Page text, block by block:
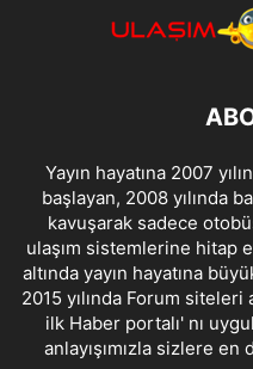
Yayın hayatına 2007
başlayan, 2008 yılında
kavuşarak sadece
ulaşım sistemlerine hitap
altında yayın hayatına
2015 yılında Forum
ilk Haber portalı' nı
anlayışımızla sizlere